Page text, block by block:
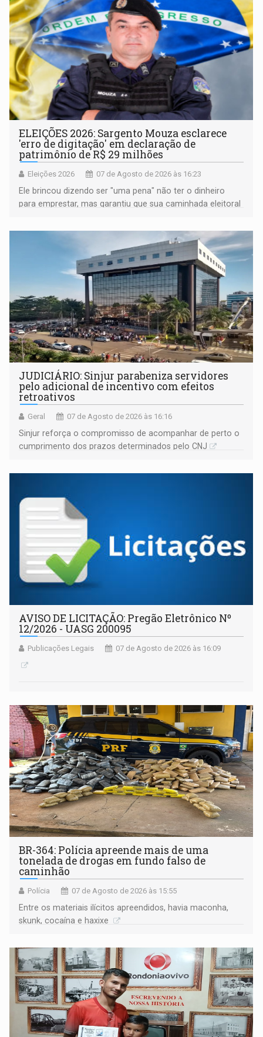
ELEIÇÕES 2026: Sargento Mouza esclarece
'erro de digitação' em declaração de
patrimônio de R$ 29 milhões
Eleições 2026 07 de Agosto de 2026 às 16:23
Ele brincou dizendo ser "uma pena" não ter o dinheiro
para emprestar, mas garantiu que sua caminhada eleitoral
JUDICIÁRIO: Sinjur parabeniza servidores
pelo adicional de incentivo com efeitos
retroativos
Geral 07 de Agosto de 2026 às 16:16
Sinjur reforça o compromisso de acompanhar de perto o
cumprimento dos prazos determinados pelo CNJ
AVISO DE LICITAÇÃO: Pregão Eletrônico Nº
12/2026 - UASG 200095
Publicações Legais 07 de Agosto de 2026 às 16:09
BR-364: Polícia apreende mais de uma
tonelada de drogas em fundo falso de
caminhão
Polícia 07 de Agosto de 2026 às 15:55
Entre os materiais ilícitos apreendidos, havia maconha,
skunk, cocaína e haxixe